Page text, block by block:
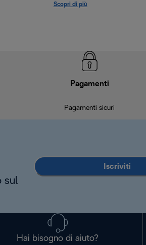
Scopri di più
Pagamenti
Pagamenti sicuri
sul
Iscriviti
Hai bisogno di aiuto?